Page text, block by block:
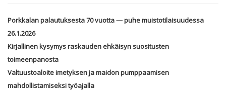
Porkkalan palautuksesta 70 vuotta — puhe muistotilaisuudessa
26.1.2026
Kirjallinen kysymys raskauden ehkäisyn suositusten
toimeenpanosta
Valtuustoaloite imetyksen ja maidon pumppaamisen
mahdollistamiseksi työajalla